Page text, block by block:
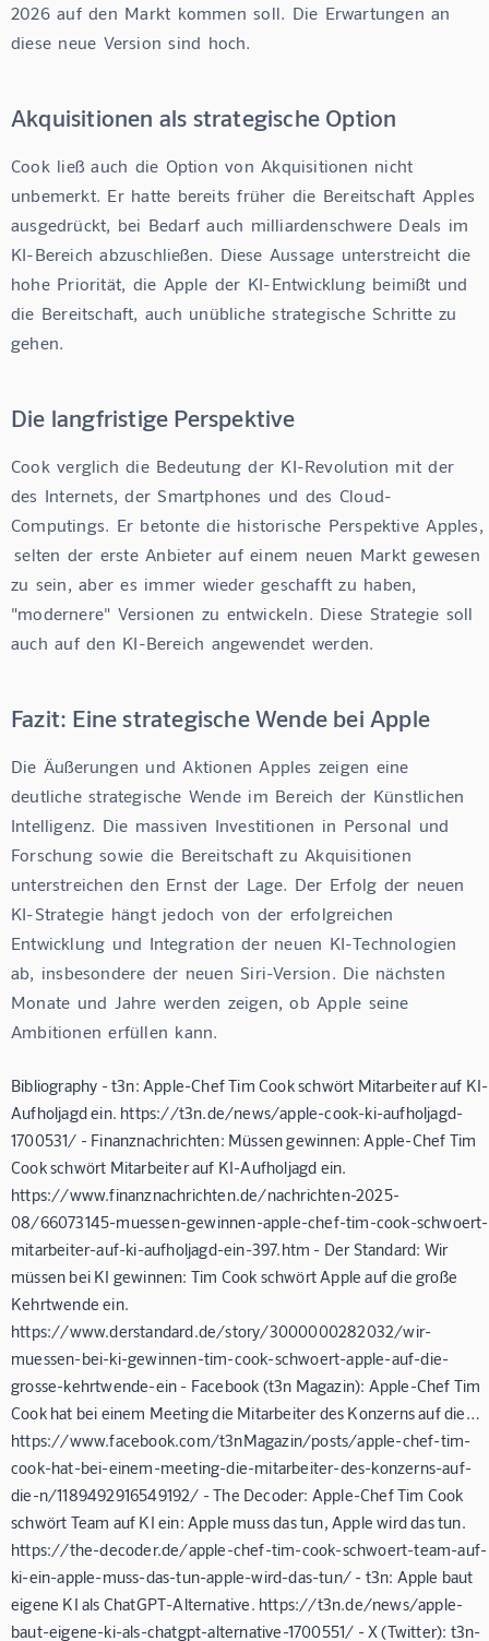
2026  auf  den  Markt  kommen  soll.  Die  Erwartungen  an
diese  neue  Version  sind  hoch.
Akquisitionen als strategische Option
Cook  ließ  auch  die  Option  von  Akquisitionen  nicht
unbemerkt.  Er  hatte  bereits  früher  die  Bereitschaft  Apples
ausgedrückt,  bei  Bedarf  auch  milliardenschwere  Deals  im
KI-Bereich  abzuschließen.  Diese  Aussage  unterstreicht  die
hohe  Priorität,  die  Apple  der  KI-Entwicklung  beimißt  und
die  Bereitschaft,  auch  unübliche  strategische  Schritte  zu
gehen.
Die langfristige Perspektive
Cook  verglich  die  Bedeutung  der  KI-Revolution  mit  der
des  Internets,  der  Smartphones  und  des  Cloud-
Computings.  Er  betonte  die  historische  Perspektive  Apples,
selten  der  erste  Anbieter  auf  einem  neuen  Markt  gewesen
zu  sein,  aber  es  immer  wieder  geschafft  zu  haben,
"modernere"  Versionen  zu  entwickeln.  Diese  Strategie  soll
auch  auf  den  KI-Bereich  angewendet  werden.
Fazit: Eine strategische Wende bei Apple
Die  Äußerungen  und  Aktionen  Apples  zeigen  eine
deutliche  strategische  Wende  im  Bereich  der  Künstlichen
Intelligenz.  Die  massiven  Investitionen  in  Personal  und
Forschung  sowie  die  Bereitschaft  zu  Akquisitionen
unterstreichen  den  Ernst  der  Lage.  Der  Erfolg  der  neuen
KI-Strategie  hängt  jedoch  von  der  erfolgreichen
Entwicklung  und  Integration  der  neuen  KI-Technologien
ab,  insbesondere  der  neuen  Siri-Version.  Die  nächsten
Monate  und  Jahre  werden  zeigen,  ob  Apple  seine
Ambitionen  erfüllen  kann.
Bibliography - t3n: Apple-Chef Tim Cook schwört Mitarbeiter auf KI-
Aufholjagd ein. https://t3n.de/news/apple-cook-ki-aufholjagd-
1700531/ - Finanznachrichten: Müssen gewinnen: Apple-Chef Tim
Cook schwört Mitarbeiter auf KI-Aufholjagd ein.
https://www.finanznachrichten.de/nachrichten-2025-
08/66073145-muessen-gewinnen-apple-chef-tim-cook-schwoert-
mitarbeiter-auf-ki-aufholjagd-ein-397.htm - Der Standard: Wir
müssen bei KI gewinnen: Tim Cook schwört Apple auf die große
Kehrtwende ein.
https://www.derstandard.de/story/3000000282032/wir-
muessen-bei-ki-gewinnen-tim-cook-schwoert-apple-auf-die-
grosse-kehrtwende-ein - Facebook (t3n Magazin): Apple-Chef Tim
Cook hat bei einem Meeting die Mitarbeiter des Konzerns auf die…
https://www.facebook.com/t3nMagazin/posts/apple-chef-tim-
cook-hat-bei-einem-meeting-die-mitarbeiter-des-konzerns-auf-
die-n/1189492916549192/ - The Decoder: Apple-Chef Tim Cook
schwört Team auf KI ein: Apple muss das tun, Apple wird das tun.
https://the-decoder.de/apple-chef-tim-cook-schwoert-team-auf-
ki-ein-apple-muss-das-tun-apple-wird-das-tun/ - t3n: Apple baut
eigene KI als ChatGPT-Alternative. https://t3n.de/news/apple-
baut-eigene-ki-als-chatgpt-alternative-1700551/ - X (Twitter): t3n-